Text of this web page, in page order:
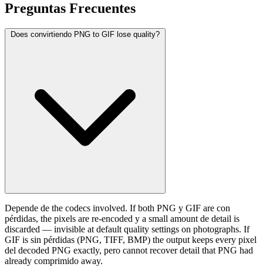
Preguntas Frecuentes
Does convirtiendo PNG to GIF lose quality?
Depende de the codecs involved. If both PNG y GIF are con
pérdidas, the pixels are re-encoded y a small amount de detail is
discarded — invisible at default quality settings on photographs. If
GIF is sin pérdidas (PNG, TIFF, BMP) the output keeps every pixel
del decoded PNG exactly, pero cannot recover detail that PNG had
already comprimido away.